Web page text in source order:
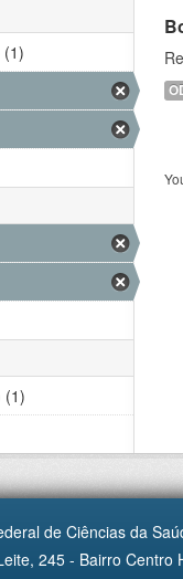
(1)
(1)
de Ciências da
245 - Bairro Centro